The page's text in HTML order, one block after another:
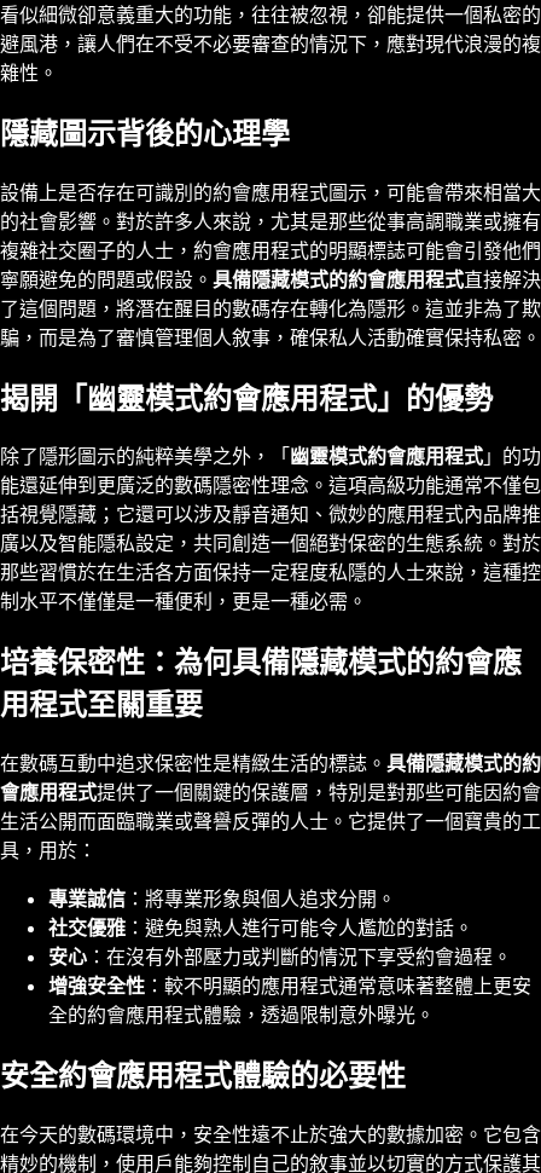
看似細微卻意義重大的功能，往往被忽視，卻能提供一個私密的
避風港，讓人們在不受不必要審查的情況下，應對現代浪漫的複
雜性。
隱藏圖示背後的心理學
設備上是否存在可識別的約會應用程式圖示，可能會帶來相當大
的社會影響。對於許多人來說，尤其是那些從事高調職業或擁有
複雜社交圈子的人士，約會應用程式的明顯標誌可能會引發他們
寧願避免的問題或假設。 具備隱藏模式的約會應用程式直接解決
了這個問題，將潛在醒目的數碼存在轉化為隱形。這並非為了欺
騙，而是為了審慎管理個人敘事，確保私人活動確實保持私密。
揭開「幽靈模式約會應用程式」的優勢
除了隱形圖示的純粹美學之外，「幽靈模式約會應用程式」的功
能還延伸到更廣泛的數碼隱密性理念。這項高級功能通常不僅包
括視覺隱藏；它還可以涉及靜音通知、微妙的應用程式內品牌推
廣以及智能隱私設定，共同創造一個絕對保密的生態系統。對於
那些習慣於在生活各方面保持一定程度私隱的人士來說，這種控
制水平不僅僅是一種便利，更是一種必需。
培養保密性：為何具備隱藏模式的約會應
用程式至關重要
在數碼互動中追求保密性是精緻生活的標誌。 具備隱藏模式的約
會應用程式提供了一個關鍵的保護層，特別是對那些可能因約會
生活公開而面臨職業或聲譽反彈的人士。它提供了一個寶貴的工
具，用於：
專業誠信 ：將專業形象與個人追求分開。
社交優雅 ：避免與熟人進行可能令人尷尬的對話。
安心 ：在沒有外部壓力或判斷的情況下享受約會過程。
增強安全性 ：較不明顯的應用程式通常意味著整體上更安
全的約會應用程式體驗，透過限制意外曝光。
安全約會應用程式體驗的必要性
在今天的數碼環境中，安全性遠不止於強大的數據加密。它包含
精妙的機制，使用戶能夠控制自己的敘事並以切實的方式保護其